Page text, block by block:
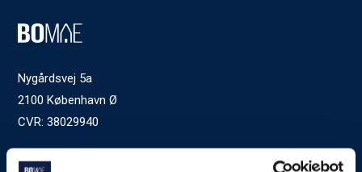
Nygårdsvej 5a
2100 København Ø
CVR: 38029940
Ved generelle henvendelser kontakt Bomae: